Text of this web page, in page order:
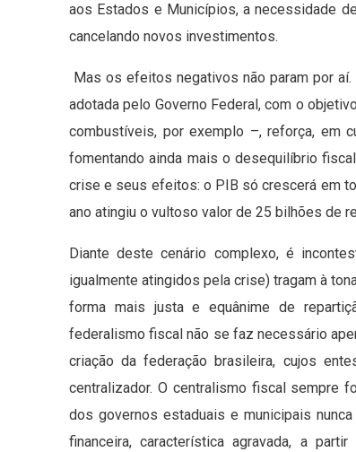
aos Estados e Municípios, a necessidade
cancelando novos investimentos.
Mas os efeitos negativos não param por
adotada pelo Governo Federal, com o
combustíveis, por exemplo –, reforça, em
fomentando ainda mais o desequilíbrio
crise e seus efeitos: o PIB só crescerá em
ano atingiu o vultoso valor de 25 bilhões de
Diante deste cenário complexo, é
igualmente atingidos pela crise) tragam à
forma mais justa e equânime de
federalismo fiscal não se faz necessário
criação da federação brasileira, cujos
centralizador. O centralismo fiscal sempre
dos governos estaduais e municipais
financeira, característica agravada, a